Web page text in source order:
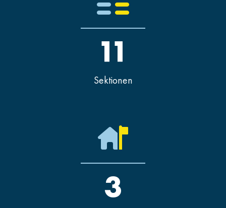
Sektionen
11
3